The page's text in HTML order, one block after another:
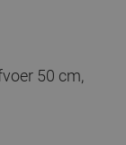
50 cm,